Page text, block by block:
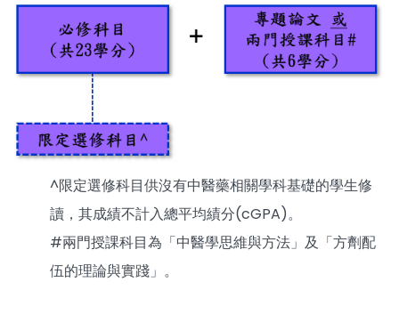
^限定選修科目供沒有中醫藥相關學科基礎的學生修
讀，其成績不計入總平均績分(cGPA)。
#兩門授課科目為「中醫學思維與方法」及「方劑配
伍的理論與實踐」。